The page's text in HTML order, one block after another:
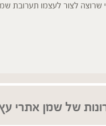
שרוצה לצור לעצמו תערובת
של שמן אתרי